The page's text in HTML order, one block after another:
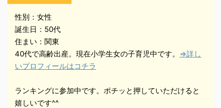
性別：女性
誕生日：50代
住まい：関東
40代で高齢出産。現在小学生女の子育児中です。 ⇒詳し
いプロフィールはコチラ
ランキングに参加中です。ポチッと押していただけると
嬉しいです^^